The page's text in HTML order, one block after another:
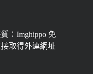
：Imghippo 免
取得外連網址